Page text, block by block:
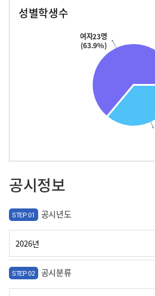
성별학생수
여자23명
(63.9%)
공시정보
STEP 01 공시년도
STEP 02 공시분류